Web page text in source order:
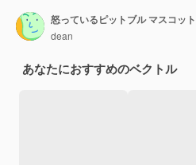
怒っているピットブル マスコッ
dean
あなたにおすすめのベクトル